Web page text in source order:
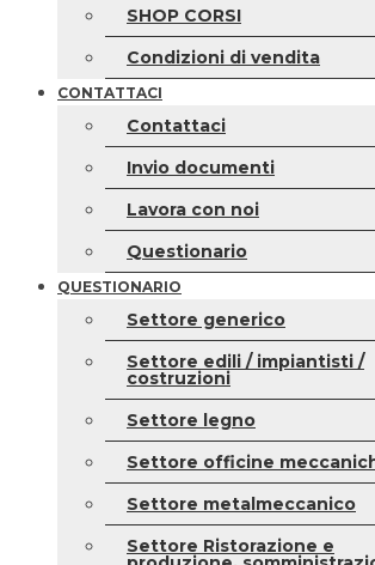
SHOP CORSI
Condizioni di vendita
CONTATTACI
Contattaci
Invio documenti
Lavora con noi
Questionario
QUESTIONARIO
Settore generico
Settore edili / impiantisti /
costruzioni
Settore legno
Settore officine
Settore metalmeccanico
Settore Ristorazione e